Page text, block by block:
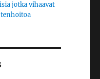
jotka vihaavat